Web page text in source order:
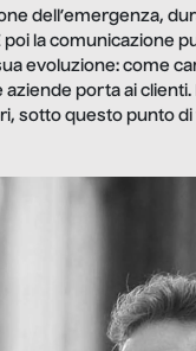
dell’emergenza,
poi la comunicazione
evoluzione: come
aziende porta ai
sotto questo punto di